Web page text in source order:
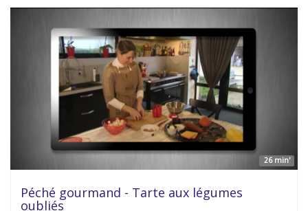
26 min'
Péché gourmand - Tarte aux légumes
oubliés